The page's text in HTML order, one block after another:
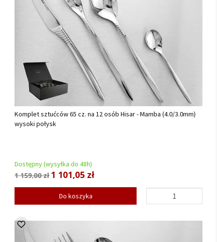
Komplet sztućców 65 cz. na 12 osób Hisar - Mamba (4.0/3.0mm)
wysoki połysk
Dostępny (wysyłka do 48h)
1 159,00 zł 1 101,05 zł
Do koszyka